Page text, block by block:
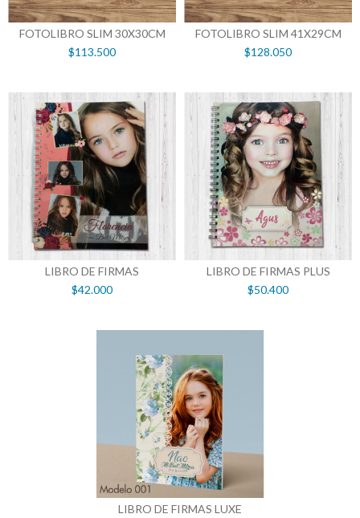
FOTOLIBRO SLIM 30X30CM
$113.500
FOTOLIBRO SLIM 41X29CM
$128.050
LIBRO DE FIRMAS
$42.000
LIBRO DE FIRMAS PLUS
$50.400
LIBRO DE FIRMAS LUXE